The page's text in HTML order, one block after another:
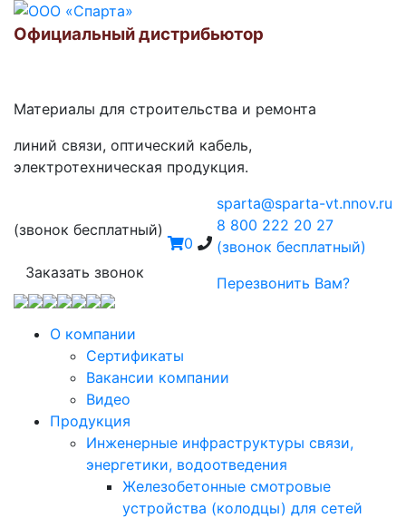
Официальный дистрибьютор
Материалы для строительства и ремонта
линий связи, оптический кабель,
электротехническая продукция.
(звонок бесплатный)
Заказать звонок
0
sparta@sparta-vt.nnov.ru
8 800 222 20 27
(звонок бесплатный)
Перезвонить Вам?
О компании
Сертификаты
Вакансии компании
Видео
Продукция
Инженерные инфраструктуры связи,
энергетики, водоотведения
Железобетонные смотровые
устройства (колодцы) для сетей